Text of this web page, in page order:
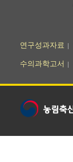
연구성과자료
수의과학고서